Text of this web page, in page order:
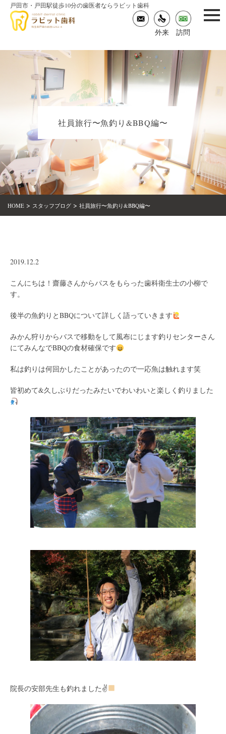
戸田市・戸田駅徒歩10分の歯医者ならラビット歯科
外来 訪問
社員旅行〜魚釣り&BBQ編〜
HOME > スタッフブログ > 社員旅行〜魚釣り&BBQ編〜
2019.12.2
こんにちは！齋藤さんからパスをもらった歯科衛生士の小柳で
す。
後半の魚釣りとBBQについて詳しく語っていきます
みかん狩りからバスで移動をして風布にじます釣りセンターさん
にてみんなでBBQの食材確保です
私は釣りは何回かしたことがあったので一応魚は触れます笑
皆初めて&久しぶりだったみたいでわいわいと楽しく釣りました
院長の安部先生も釣れました✌